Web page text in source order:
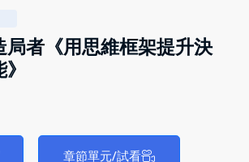
局者《用思維框架提升決
章節單元/試看